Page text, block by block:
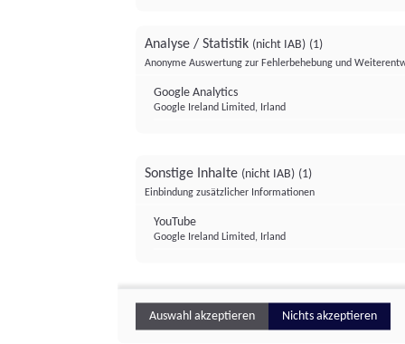
Analyse / Statistik (nicht IAB) (1)
Anonyme Auswertung zur Fehlerbehebung und
Google Analytics
Google Ireland Limited, Irland
Sonstige Inhalte (nicht IAB) (1)
Einbindung zusätzlicher Informationen
YouTube
Google Ireland Limited, Irland
Auswahl akzeptieren Nichts akzeptieren